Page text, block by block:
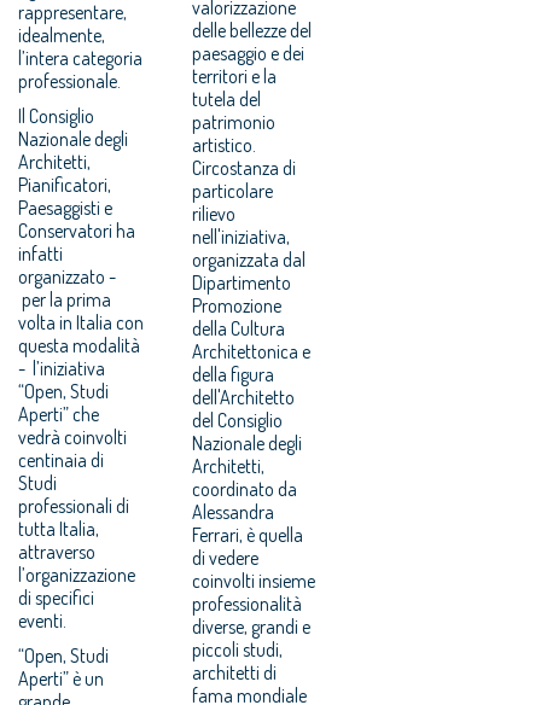
rappresentare,
idealmente,
l’intera categoria
professionale.
Il Consiglio
Nazionale degli
Architetti,
Pianificatori,
Paesaggisti e
Conservatori ha
infatti
organizzato -
per la prima
volta in Italia con
questa modalità
- l’iniziativa
“Open, Studi
Aperti” che
vedrà coinvolti
centinaia di
Studi
professionali di
tutta Italia,
attraverso
l’organizzazione
di specifici
eventi.
“Open, Studi
Aperti” è un
valorizzazione
delle bellezze del
paesaggio e dei
territori e la
tutela del
patrimonio
artistico.
Circostanza di
particolare
rilievo
nell'iniziativa,
organizzata dal
Dipartimento
Promozione
della Cultura
Architettonica e
della figura
dell'Architetto
del Consiglio
Nazionale degli
Architetti,
coordinato da
Alessandra
Ferrari, è quella
di vedere
coinvolti insieme
professionalità
diverse, grandi e
piccoli studi,
architetti di
fama mondiale